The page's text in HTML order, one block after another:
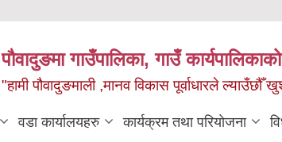
पौवादुङमा गाउँपालिका, गाउँ
"हामी पौवादुङमाली ,मानव विकास पूर्वाधारले ल्याउँछौँ
वडा कार्यालयहरु कार्यक्रम तथा परियोजना